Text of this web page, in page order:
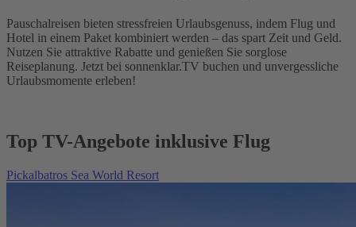
Pauschalreisen bieten stressfreien Urlaubsgenuss, indem Flug und
Hotel in einem Paket kombiniert werden – das spart Zeit und Geld.
Nutzen Sie attraktive Rabatte und genießen Sie sorglose
Reiseplanung. Jetzt bei sonnenklar.TV buchen und unvergessliche
Urlaubsmomente erleben!
Top TV-Angebote inklusive Flug
Pickalbatros Sea World Resort